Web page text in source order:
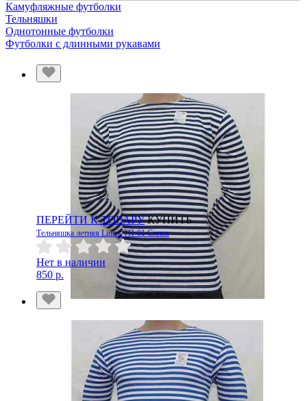
Камуфляжные футболки
Тельняшки
Однотонные футболки
Футболки с длинными рукавами
ПЕРЕЙТИ К ТОВАРУ КУПИТЬ
Тельняшка летняя Limes ТП-01 Синяя
Нет в наличии
850 р.